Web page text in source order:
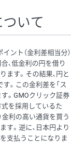
いて
ント（金利差相当分）
、低金利の円を借り
ます。その結果、円と
。この金利差を「ス
す。GMOクリック証券
を採用しているた
金利の高い通貨を買う
す。逆に、日本円より
支払うことになりま